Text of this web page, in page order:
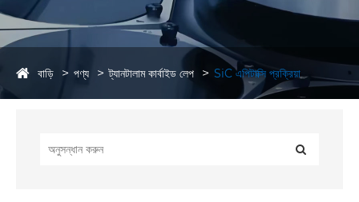
বাড়ি পণ্য ট্যানটালাম কার্বাইড লেপ SiC এপিটাক্সি প্রক্রিয়া